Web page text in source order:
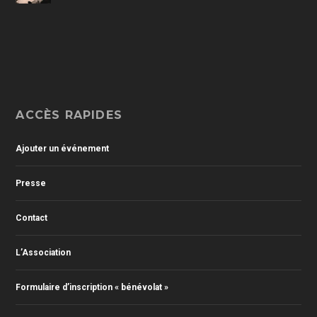
ACCÈS RAPIDES
Ajouter un événement
Presse
Contact
L’Association
Formulaire d’inscription « bénévolat »